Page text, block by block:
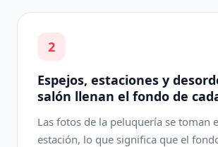
2
Espejos, estaciones y
salón llenan el fondo de
Las fotos de la peluquería se toman
estación, lo que significa que el